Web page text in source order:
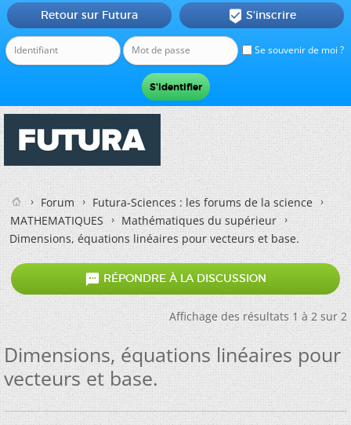
Se souvenir de moi ?
Retour sur Futura  S'inscrire
Forum
Futura-Sciences : les forums de la science
MATHEMATIQUES
Mathématiques du supérieur
Dimensions, équations linéaires pour vecteurs et base.
 RÉPONDRE À LA DISCUSSION
Affichage des résultats 1 à 2 sur 2
Dimensions, équations linéaires pour
vecteurs et base.